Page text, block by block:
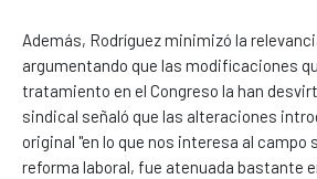
Además, Rodríguez minimizó la
argumentando que las modificaciones
tratamiento en el Congreso la han
sindical señaló que las alteraciones
original "en lo que nos interesa al campo
reforma laboral, fue atenuada bastante